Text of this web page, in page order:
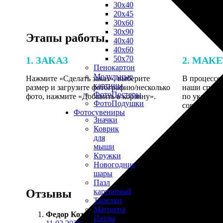
30х40
20х45
30х60
30х90
40х40
40х60
50х70
Пенокартон
Модульные
картины
ФотоПостеры
ФотоПодушки
Фотоcувениры
Значки
Коврик
для
мыши
Кружки
Новогодние
шары
Пазл
картонный
Тарелки
Магниты
Пазлы
Этапы работы
1. ЗАКАЗ
Нажмите «Сделать заказ», выберите
размер и загрузите фотографию/несколько
фото, нажмите «Добавить в корзину».
2.
В процессе
наши
по
Отзывы
Федор Козин
: